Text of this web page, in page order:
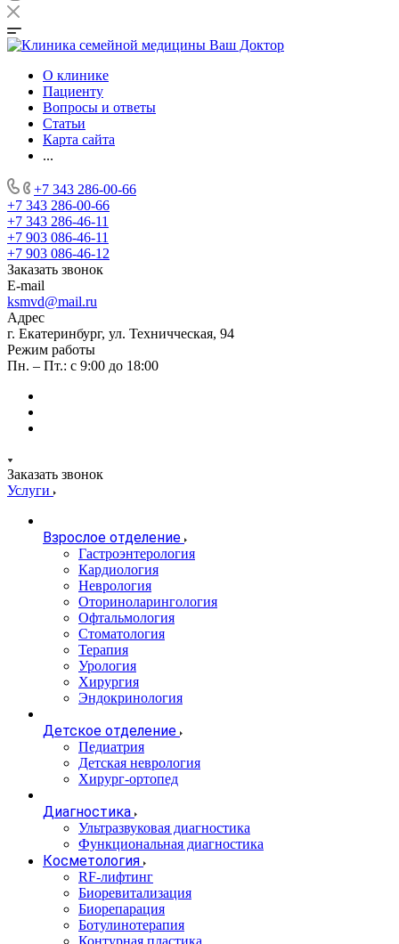
О клинике
Пациенту
Вопросы и ответы
Статьи
Карта сайта
...
+7 343 286-00-66
+7 343 286-00-66
+7 343 286-46-11
+7 903 086-46-11
+7 903 086-46-12
Заказать звонок
E-mail
ksmvd@mail.ru
Адрес
г. Екатеринбург, ул. Техничческая, 94
Режим работы
Пн. – Пт.: с 9:00 до 18:00
Заказать звонок
Услуги
Взрослое отделение
Гастроэнтерология
Кардиология
Неврология
Оториноларингология
Офтальмология
Стоматология
Терапия
Урология
Хирургия
Эндокринология
Детское отделение
Педиатрия
Детская неврология
Хирург-ортопед
Диагностика
Ультразвуковая диагностика
Функциональная диагностика
Косметология
RF-лифтинг
Биоревитализация
Биорепарация
Ботулинотерапия
Контурная пластика